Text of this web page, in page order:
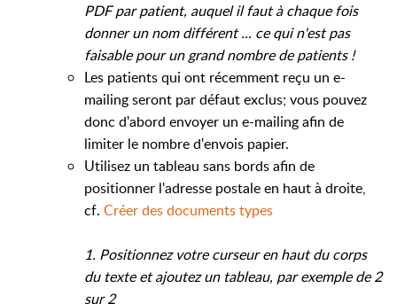
PDF par patient, auquel il faut à chaque fois
donner un nom différent ... ce qui n'est pas
faisable pour un grand nombre de patients !
Les patients qui ont récemment reçu un e-
mailing seront par défaut exclus; vous pouvez
donc d'abord envoyer un e-mailing afin de
limiter le nombre d'envois papier.
Utilisez un tableau sans bords afin de
positionner l'adresse postale en haut à droite,
cf. Créer des documents types
1. Positionnez votre curseur en haut du corps
du texte et ajoutez un tableau, par exemple de 2
sur 2